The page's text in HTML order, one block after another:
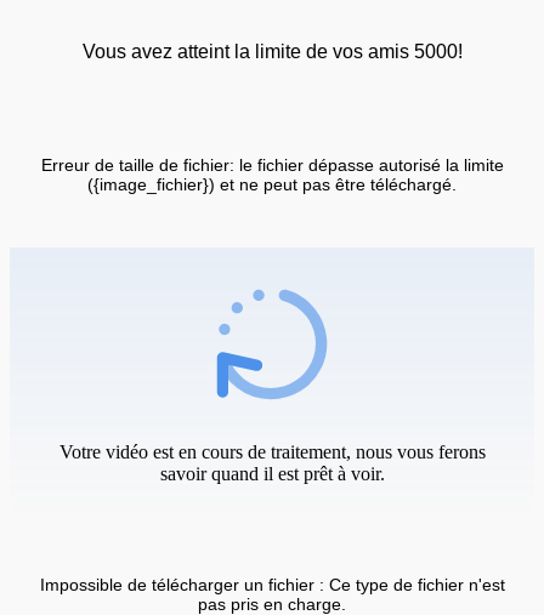
Vous avez atteint la limite de vos amis 5000!
Erreur de taille de fichier: le fichier dépasse autorisé la limite
({image_fichier}) et ne peut pas être téléchargé.
Votre vidéo est en cours de traitement, nous vous ferons
savoir quand il est prêt à voir.
Impossible de télécharger un fichier : Ce type de fichier n'est
pas pris en charge.